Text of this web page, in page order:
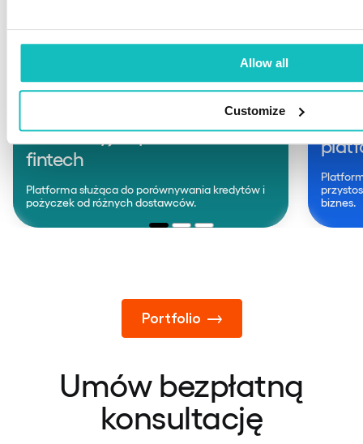
Allow all
Customize
FINTECH
Innowacyjna platforma
fintech
Platforma służąca do porównywania kredytów i
pożyczek od różnych dostawców.
biznes.
Portfolio
Umów bezpłatną
konsultację